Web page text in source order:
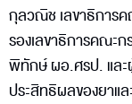
กุลวณิช เลขาธิการ
รองเลขาธิการคณะ
พิทักษ์ ผอ.ศรป. แล
ประสิทธิผลของยาแล